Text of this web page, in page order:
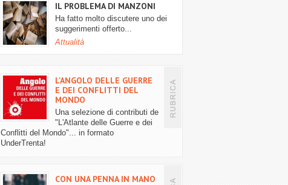
IL PROBLEMA DI MANZONI
Ha fatto molto discutere uno dei
suggerimenti offerto...
Attualità
L'ANGOLO DELLE GUERRE
E DEI CONFLITTI DEL
MONDO
Una selezione di contributi de
"L'Atlante delle Guerre e dei
Conflitti del Mondo"... in formato
UnderTrenta!
CON UNA PENNA IN MANO